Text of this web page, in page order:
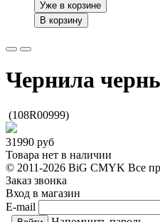
Уже в корзине
В корзину
Чернила
(108R00999)
31990 руб
Товара нет в наличии
© 2011-2026 BiG CMYK Все
Заказ звонка
Вход в магазин
E-mail